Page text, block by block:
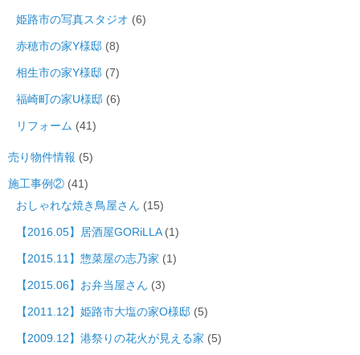
姫路市の写真スタジオ (6)
赤穂市の家Y様邸 (8)
相生市の家Y様邸 (7)
福崎町の家U様邸 (6)
リフォーム (41)
売り物件情報 (5)
施工事例② (41)
おしゃれな焼き鳥屋さん (15)
【2016.05】居酒屋GORiLLA(1)
【2015.11】惣菜屋の志乃家 (1)
【2015.06】お弁当屋さん (3)
【2011.12】姫路市大塩の家O様邸 (5)
【2009.12】港祭りの花火が見える家 (5)